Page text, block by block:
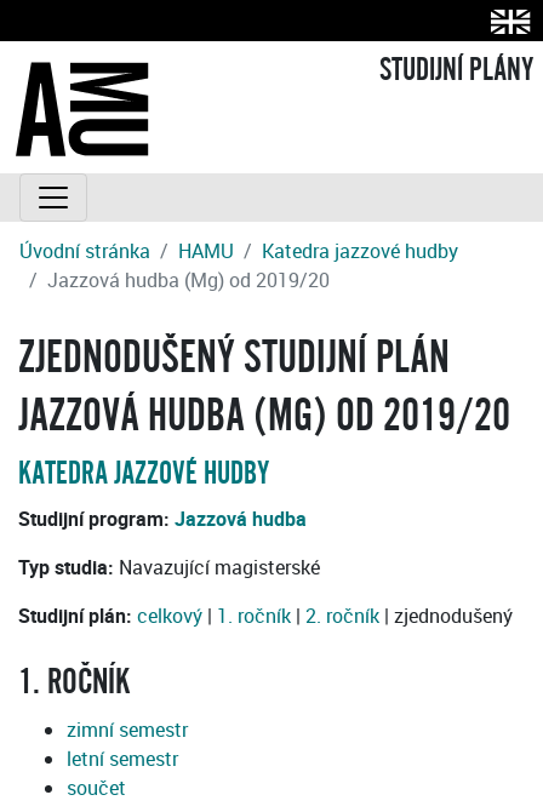
STUDIJNÍ PLÁNY
Úvodní stránka HAMU
Katedra jazzové hudby
Jazzová hudba (Mg) od 2019/20
ZJEDNODUŠENÝ STUDIJNÍ PLÁN
JAZZOVÁ HUDBA (MG) OD 2019/20
KATEDRA JAZZOVÉ HUDBY
Studijní program: Jazzová hudba
Typ studia: Navazující magisterské
Studijní plán: celkový | 1. ročník | 2. ročník | zjednodušený
1. ROČNÍK
zimní semestr
letní semestr
součet